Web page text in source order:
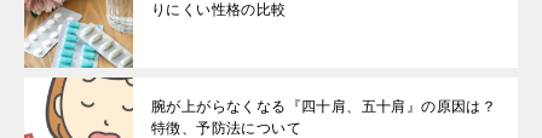
りにくい性格の比較
腕が上がらなくなる『四十肩、五十肩』の原因は？
特徴、予防法について